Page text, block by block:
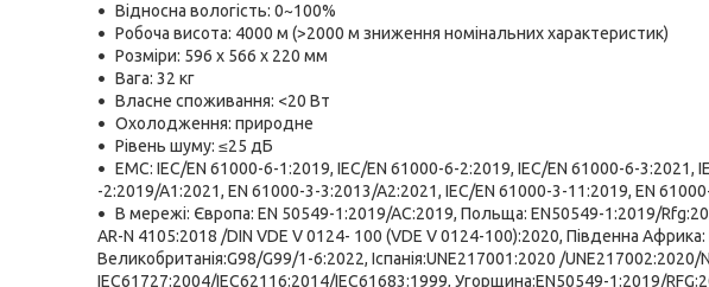
Відносна вологість: 0~100%
Робоча висота: 4000 м (>2000 м зниження номінальних характеристик)
Розміри: 596 х 566 х 220 мм
Вага: 32 кг
Власне споживання: <20 Вт
Охолодження: природне
Рівень шуму: ≤25 дБ
ЕМС: IEC/EN 61000-6-1:2019, IEC/EN 61000-6-2:2019, IEC/EN 61000-6-3:2021,
-2:2019/A1:2021, EN 61000-3-3:2013/A2:2021, IEC/EN 61000-3-11:2019, EN
В мережі: Європа: EN 50549-1:2019/AC:2019, Польща: EN50549-1:2019/
AR-N 4105:2018 /DIN VDE V 0124- 100 (VDE V 0124-100):2020, Південна
Великобританія:G98/G99/1-6:2022, Іспанія:UNE217001:2020 /UNE217002:2020/
IEC61727:2004/IEC62116:2014/IEC61683:1999, Угорщина:EN50549-1:2019/